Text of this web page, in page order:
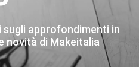
approfondimenti in
novità di Makeitalia